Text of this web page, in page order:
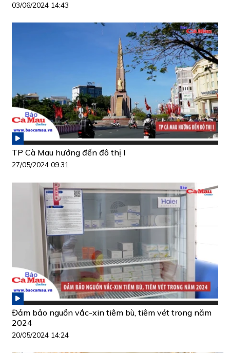
03/06/2024 14:43
TP Cà Mau hướng đến đô thị I
27/05/2024 09:31
Đảm bảo nguồn vắc-xin tiêm bù, tiêm vét trong năm
2024
20/05/2024 14:24